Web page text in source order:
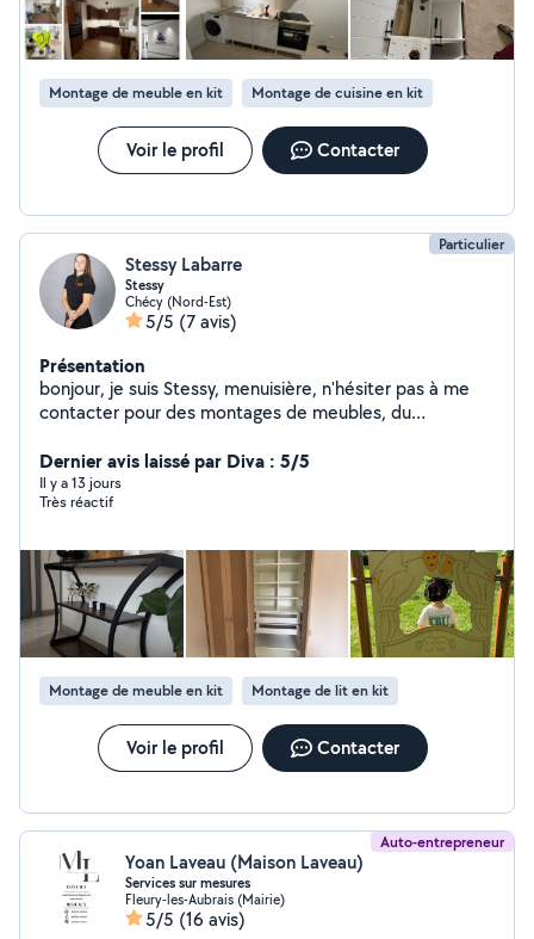
Montage de meuble en kit Montage de cuisine en kit
Voir le profil Contacter
Particulier
Stessy Labarre
Stessy
Chécy (Nord-Est)
5/5 (7 avis)
Présentation
bonjour, je suis Stessy, menuisière, n'hésiter pas à me
contacter pour des montages de meubles, du
Dernier avis laissé par Diva : 5/5
Il y a 13 jours
Très réactif
Montage de meuble en kit Montage de lit en kit
Voir le profil Contacter
Auto-entrepreneur
Yoan Laveau (Maison Laveau)
Services sur mesures
Fleury-les-Aubrais (Mairie)
5/5 (16 avis)